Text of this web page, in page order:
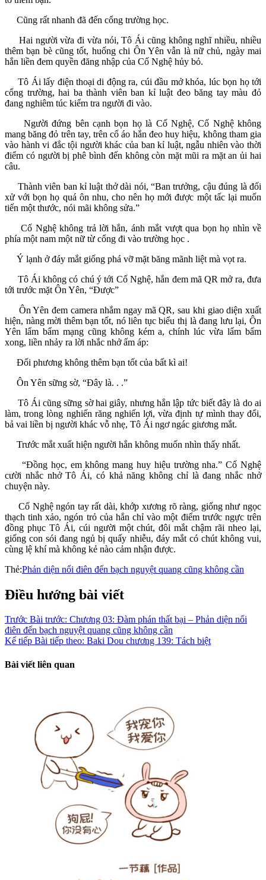
Cũng rất nhanh đã đến cổng trường học.
Hai người vừa đi vừa nói, Tô Ái cũng không nghĩ nhiều, nhiều
thêm bạn bè cũng tốt, huống chi Ôn Yên vẫn là nữ chủ, ngày mai
hắn liền đem quyền đăng nhập của Cố Nghệ hủy bỏ.
Tô Ái lấy điện thoại di động ra, cúi đầu mở khóa, lúc bọn họ tới
cổng trường, hai ba thành viên ban kỉ luật đeo băng tay màu đỏ
đang nghiêm túc kiểm tra người đi vào.
Người đứng bên cạnh bọn họ là Cố Nghệ, Cố Nghệ không
mang băng đỏ trên tay, trên cổ áo hắn đeo huy hiệu, không tham gia
vào hành vi đắc tội người khác của ban kỉ luật, ngẫu nhiên vào thời
điểm có người bị phê bình đến không còn mặt mũi ra mặt an ủi hai
câu.
Thành viên ban kỉ luật thở dài nói, “Ban trưởng, cậu đúng là đối
xử với bọn họ quá ôn nhu, cho nên họ mới được một tấc lại muốn
tiến một thước, nói mãi không sửa.”
Cố Nghệ không trả lời hắn, ánh mắt vượt qua bọn họ nhìn về
phía một nam một nữ từ cổng đi vào trường học .
Ý lạnh ở đáy mắt giống phá vỡ mặt băng mãnh liệt mà vọt ra.
Tô Ái không có chú ý tới Cố Nghệ, hắn đem mã QR mở ra, đưa
tới trước mặt Ôn Yên, “Được”
Ôn Yên đem camera nhắm ngay mã QR, sau khi giao diện xuất
hiện, nàng mời thêm bạn tốt, nó liên tục biểu thị là đang lưu lại, Ôn
Yên lẩm bẩm mạng cũng không kém a, chính lúc vừa lẩm bẩm
xong, liền nhảy ra lời nhắc nhở ấm áp:
Đối phương không thêm bạn tốt của bất kì ai!
Ôn Yên sững sờ, “Đây là. . .”
Tô Ái cũng sững sờ hai giây, nhưng hắn lập tức biết đây là do ai
làm, trong lòng nghiến răng nghiến lợi, vừa định tự mình thay đổi,
bả vai liền bị người khác vỗ nhẹ, Tô Ái ngơ ngác giương mắt.
Trước mắt xuất hiện người hắn không muốn nhìn thấy nhất.
“Đồng học, em không mang huy hiệu trường nha.” Cố Nghệ
cười nhắc nhở Tô Ái, có khả năng không chỉ là đang nhắc nhở
chuyện này.
Cố Nghệ ngón tay rất dài, khớp xương rõ ràng, giống như ngọc
thạch tinh xảo, ngón trỏ của hắn chỉ vào một điểm trước ngực trên
đồng phục Tô Ái, cúi người một chút, đôi mắt chậm rãi nheo lại,
giống con sói đang ngủ bị quấy nhiễu, đáy mắt có chút không vui,
cùng lệ khí mà không kẻ nào cảm nhận được.
Thẻ:Phản diện nổi điên đến bạch nguyệt quang cũng không cần
Điều hướng bài viết
Trước Bài trước: Chương 03: Đàm phán thất bại – Phản diện nổi
điên đến bạch nguyệt quang cũng không cần
Kế tiếp Bài tiếp theo: Baki Dou chương 139: Tách biệt
Bài viết liên quan